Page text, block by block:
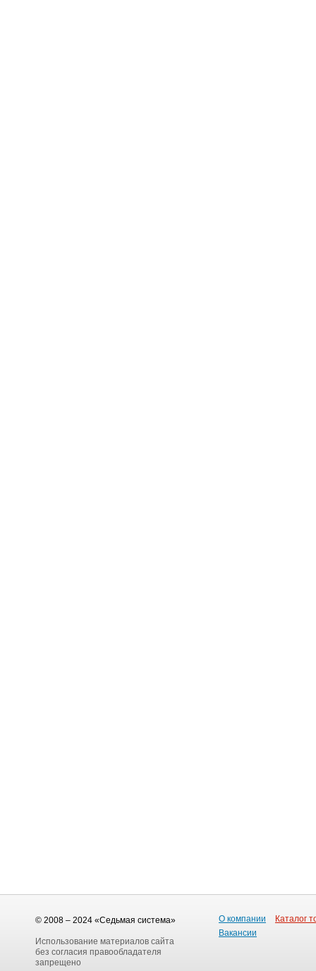
© 2008 – 2024 «Седьмая система»
Использование материалов сайта
без согласия правообладателя
запрещено
О компании
Каталог
Вакансии